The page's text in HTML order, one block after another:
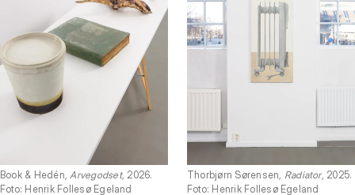
Book & Hedén, Arvegodset, 2026.
Foto: Henrik Follesø Egeland
Thorbjørn Sørensen, Radiator, 2025.
Foto: Henrik Follesø Egeland